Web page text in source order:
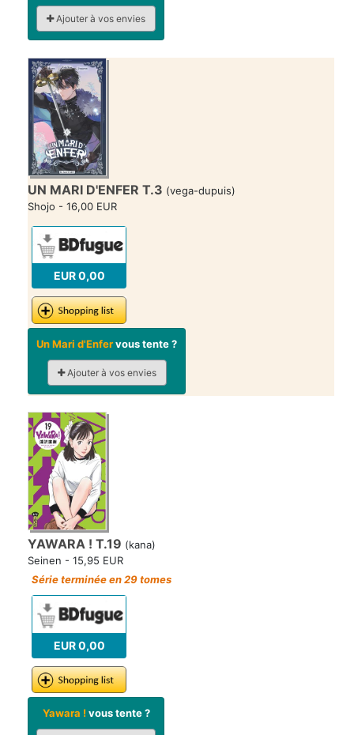
Ajouter à vos envies
UN MARI D'ENFER T.3 (vega-dupuis)
Shojo - 16,00 EUR
EUR 0,00
Un Mari d'Enfervous tente ?
Ajouter à vos envies
YAWARA ! T.19 (kana)
Seinen - 15,95 EUR
Série terminée en 29 tomes
EUR 0,00
Yawara !vous tente ?